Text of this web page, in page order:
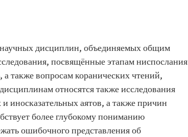
дисциплин, объединяемых общим
посвящённые этапам ниспослания
также вопросам коранических чтений,
относятся также исследования
аятов, а также причин
более глубокому пониманию
ошибочного представления об